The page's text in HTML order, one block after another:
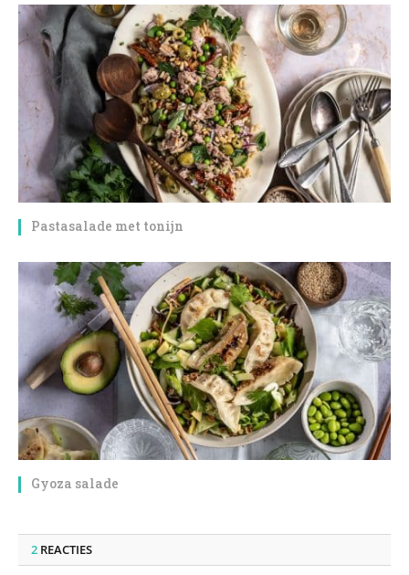
Pastasalade met tonijn
Gyoza salade
2 REACTIES